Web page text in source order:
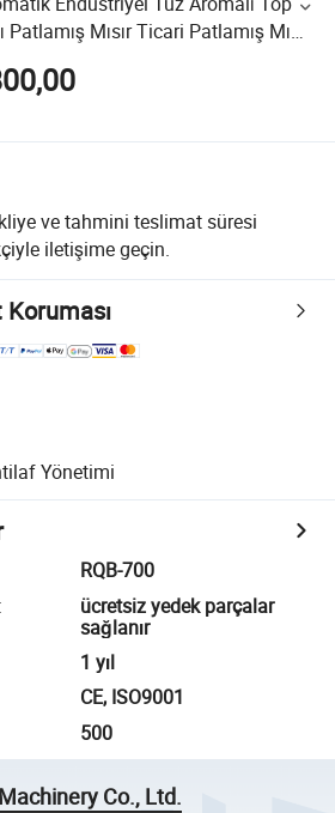
Mısır Ticari Patlamış Mısır
ve tahmini teslimat süresi
iletişime geçin.
Yönetimi
RQB-700
:
ücretsiz yedek parçalar
sağlanır
1 yıl
CE, ISO9001
500
Co., Ltd.